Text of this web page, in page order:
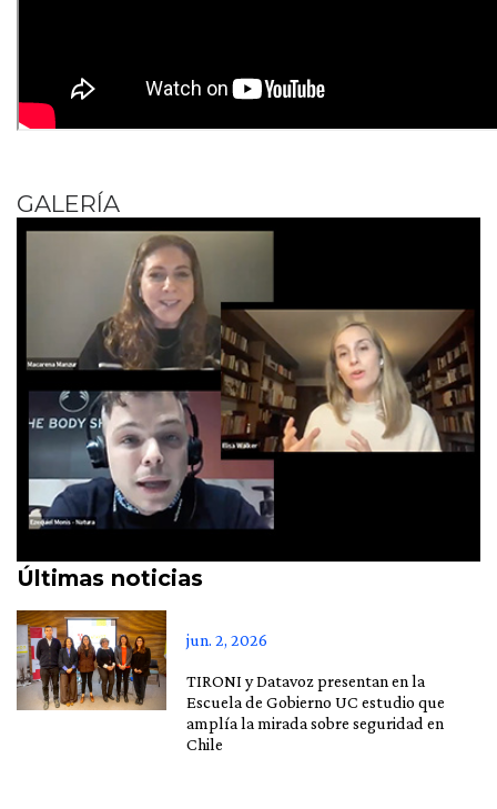
GALERÍA
Últimas noticias
jun. 2, 2026
TIRONI y Datavoz presentan en la
Escuela de Gobierno UC estudio que
amplía la mirada sobre seguridad en
Chile